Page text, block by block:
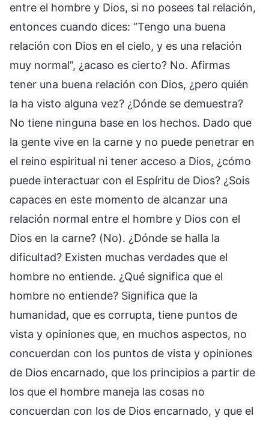
entre el hombre y Dios, si no posees tal relación,
entonces cuando dices: “Tengo una buena
relación con Dios en el cielo, y es una relación
muy normal”, ¿acaso es cierto? No. Afirmas
tener una buena relación con Dios, ¿pero quién
la ha visto alguna vez? ¿Dónde se demuestra?
No tiene ninguna base en los hechos. Dado que
la gente vive en la carne y no puede penetrar en
el reino espiritual ni tener acceso a Dios, ¿cómo
puede interactuar con el Espíritu de Dios? ¿Sois
capaces en este momento de alcanzar una
relación normal entre el hombre y Dios con el
Dios en la carne? (No). ¿Dónde se halla la
dificultad? Existen muchas verdades que el
hombre no entiende. ¿Qué significa que el
hombre no entiende? Significa que la
humanidad, que es corrupta, tiene puntos de
vista y opiniones que, en muchos aspectos, no
concuerdan con los puntos de vista y opiniones
de Dios encarnado, que los principios a partir de
los que el hombre maneja las cosas no
concuerdan con los de Dios encarnado, y que el